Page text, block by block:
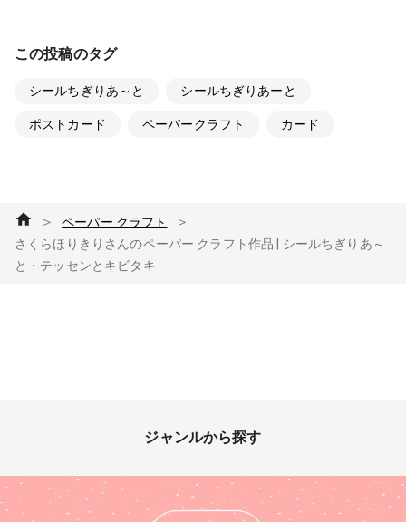
この投稿のタグ
シールちぎりあ～と シールちぎりあーと
ポストカード ペーパークラフト カード
＞ ペーパー クラフト ＞
さくらほりきりさんのペーパー クラフト作品 | シールちぎりあ～
と・テッセンとキビタキ
ジャンルから探す